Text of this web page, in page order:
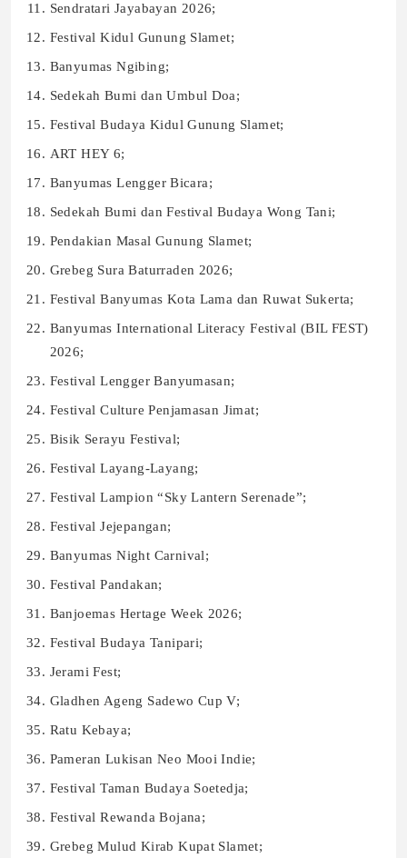
Sendratari Jayabayan 2026;
Festival Kidul Gunung Slamet;
Banyumas Ngibing;
Sedekah Bumi dan Umbul Doa;
Festival Budaya Kidul Gunung Slamet;
ART HEY 6;
Banyumas Lengger Bicara;
Sedekah Bumi dan Festival Budaya Wong Tani;
Pendakian Masal Gunung Slamet;
Grebeg Sura Baturraden 2026;
Festival Banyumas Kota Lama dan Ruwat Sukerta;
Banyumas International Literacy Festival (BIL FEST)
2026;
Festival Lengger Banyumasan;
Festival Culture Penjamasan Jimat;
Bisik Serayu Festival;
Festival Layang-Layang;
Festival Lampion “Sky Lantern Serenade”;
Festival Jejepangan;
Banyumas Night Carnival;
Festival Pandakan;
Banjoemas Hertage Week 2026;
Festival Budaya Tanipari;
Jerami Fest;
Gladhen Ageng Sadewo Cup V;
Ratu Kebaya;
Pameran Lukisan Neo Mooi Indie;
Festival Taman Budaya Soetedja;
Festival Rewanda Bojana;
Grebeg Mulud Kirab Kupat Slamet;